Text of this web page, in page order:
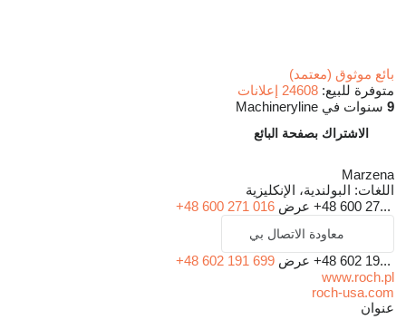
بائع موثوق (معتمد)
متوفرة للبيع: 24608 إعلانات
9 سنوات في Machineryline
الاشتراك بصفحة البائع
Marzena
اللغات: البولندية، الإنكليزية
+48 600 27... عرض +48 600 271 016
معاودة الاتصال بي
+48 602 19... عرض +48 602 191 699
www.roch.pl
roch-usa.com
عنوان